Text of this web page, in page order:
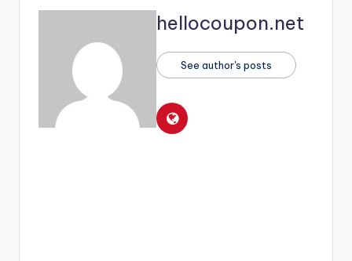
hellocoupon.net
See author's posts